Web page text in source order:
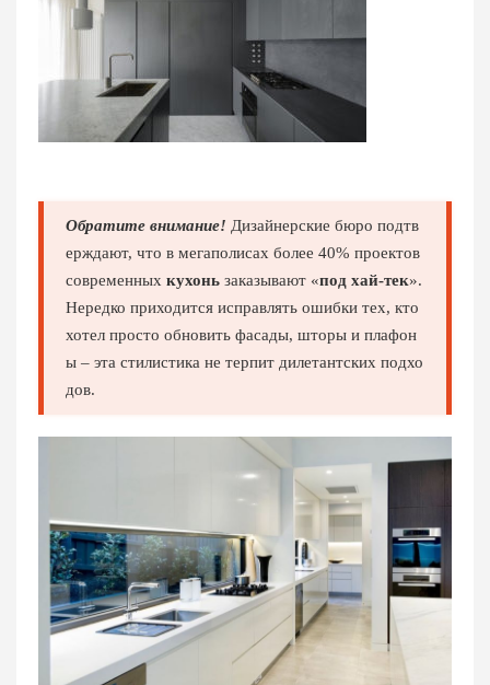
Обратите внимание! Дизайнерские бюро подтв
ерждают, что в мегаполисах более 40% проектов
современных кухонь заказывают «под хай-тек».
Нередко приходится исправлять ошибки тех, кто
хотел просто обновить фасады, шторы и плафон
ы – эта стилистика не терпит дилетантских подхо
дов.